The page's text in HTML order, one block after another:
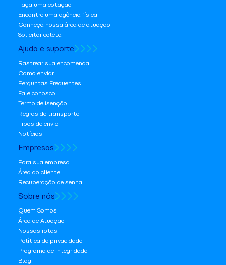
Faça uma cotação
Encontre uma agência física
Conheça nossa área de atuação
Solicitar coleta
Ajuda e suporte
Rastrear sua encomenda
Como enviar
Perguntas Frequentes
Fale conosco
Termo de isenção
Regras de transporte
Tipos de envio
Notícias
Empresas
Para sua empresa
Área do cliente
Recuperação de senha
Sobre nós
Quem Somos
Área de Atuação
Nossas rotas
Política de privacidade
Programa de Integridade
Blog